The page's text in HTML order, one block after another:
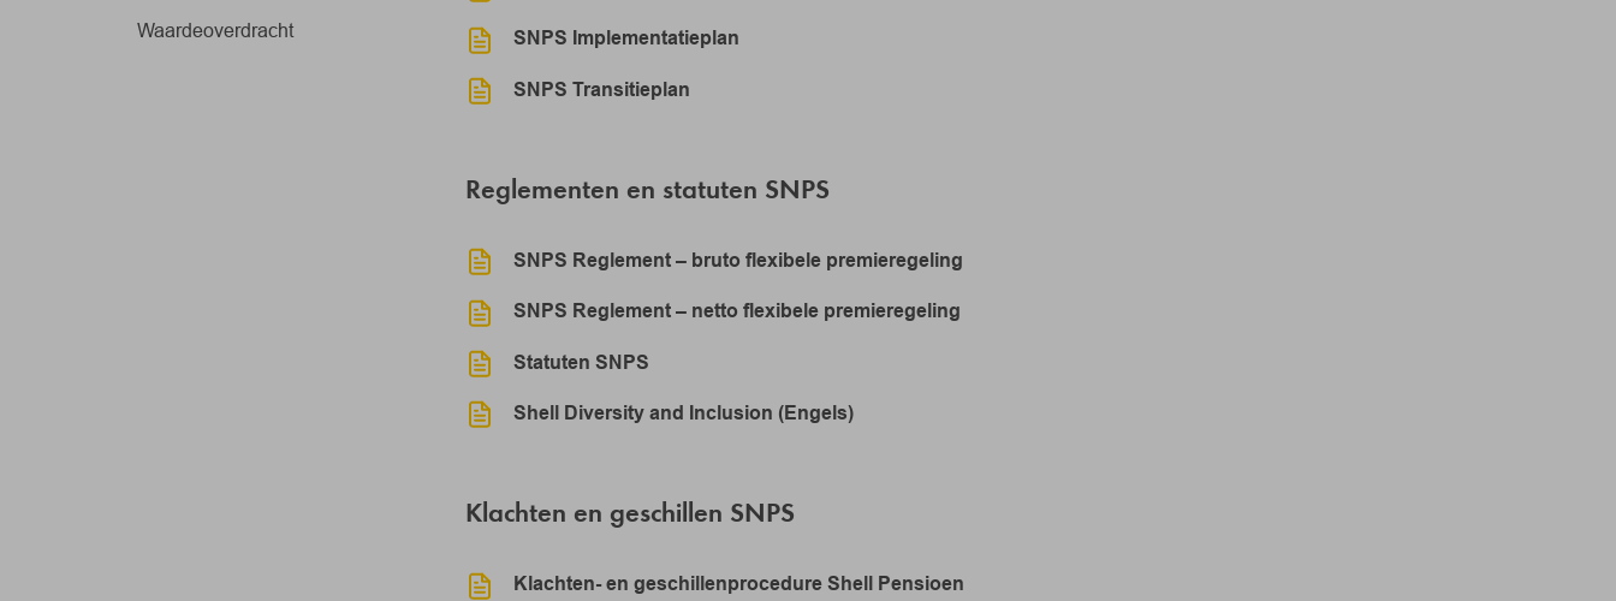
Waardeoverdracht SNPS Implementatieplan
SNPS Transitieplan
Reglementen en statuten SNPS
SNPS Reglement – bruto flexibele premieregeling
SNPS Reglement – netto flexibele premieregeling
Statuten SNPS
Shell Diversity and Inclusion (Engels)
Klachten en geschillen SNPS
Klachten- en geschillenprocedure Shell Pensioen